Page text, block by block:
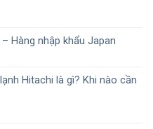
Hàng nhập khẩu Japan
Hitachi là gì? Khi nào cần